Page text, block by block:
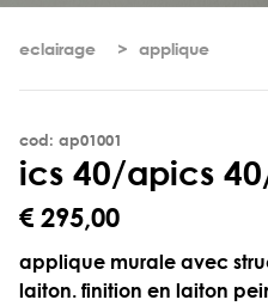
eclairage applique
cod: ap01001
ics 40/apics
€ 295,00
applique murale avec
laiton. finition en laiton